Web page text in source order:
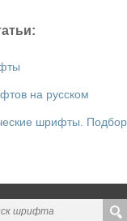
на русском
шрифты.